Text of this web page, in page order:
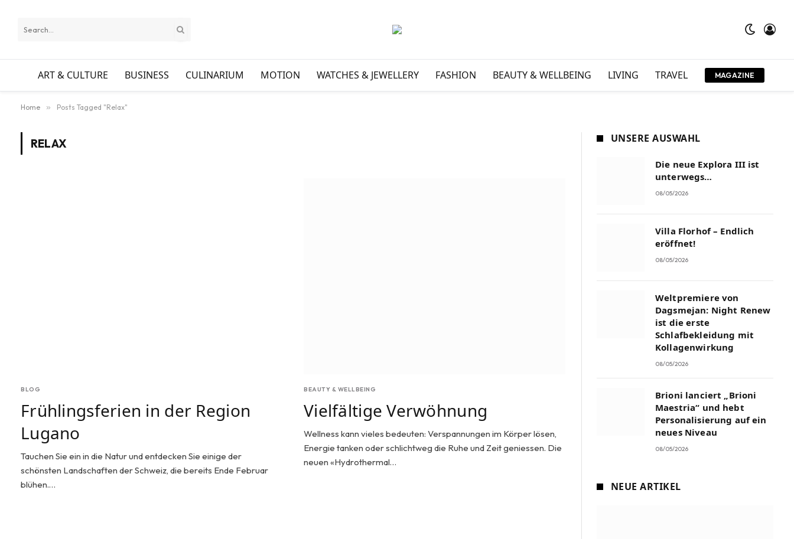
ART & CULTURE BUSINESS CULINARIUM MOTION WATCHES & JEWELLERY FASHION BEAUTY & WELLBEING LIVING TRAVEL MAGAZINE
Home » Posts Tagged "Relax"
RELAX
BLOG
Frühlingsferien in der Region
Lugano
Tauchen Sie ein in die Natur und entdecken Sie einige der
schönsten Landschaften der Schweiz, die bereits Ende Februar
blühen.…
BEAUTY & WELLBEING
Vielfältige Verwöhnung
Wellness kann vieles bedeuten: Verspannungen im Körper lösen,
Energie tanken oder schlichtweg die Ruhe und Zeit geniessen. Die
neuen «Hydrothermal…
UNSERE AUSWAHL
Die neue Explora III ist
unterwegs…
08/05/2026
Villa Florhof – Endlich
eröffnet!
08/05/2026
Weltpremiere von
Dagsmejan: Night Renew
ist die erste
Schlafbekleidung mit
Kollagenwirkung
08/05/2026
Brioni lanciert „Brioni
Maestria“ und hebt
Personalisierung auf ein
neues Niveau
08/05/2026
NEUE ARTIKEL